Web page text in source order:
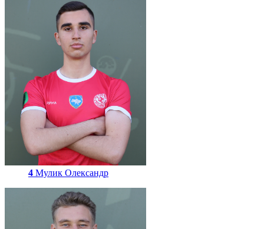
4 Мулик Олександр